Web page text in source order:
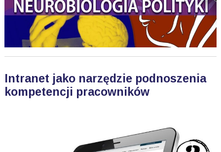
Intranet jako narzędzie podnoszenia
kompetencji pracowników